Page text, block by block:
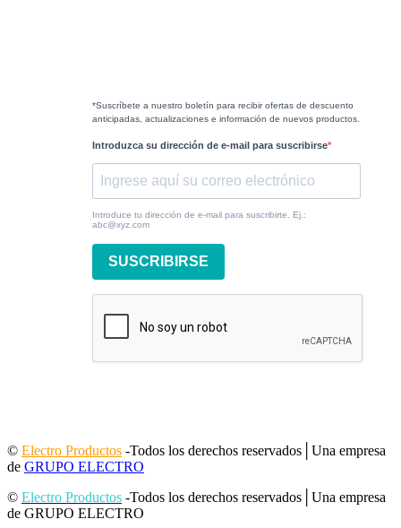
*Suscríbete a nuestro boletín para recibir ofertas de descuento
anticipadas, actualizaciones e información de nuevos productos.
Introduzca su dirección de e-mail para suscribirse
Introduce tu dirección de e-mail para suscribirte. Ej.:
abc@xyz.com
SUSCRIBIRSE
© Electro Productos -Todos los derechos reservados│Una empresa
de GRUPO ELECTRO
© Electro Productos -Todos los derechos reservados│Una empresa
de GRUPO ELECTRO